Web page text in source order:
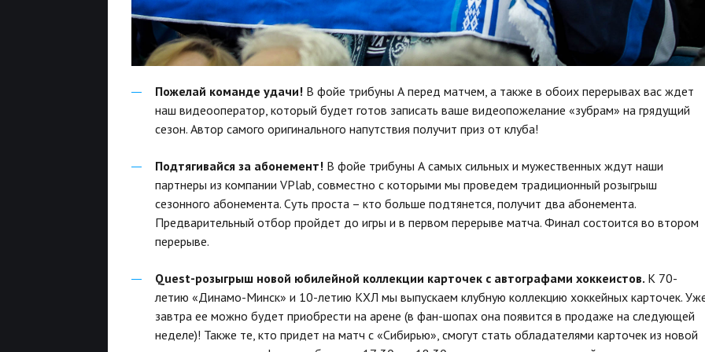
Пожелай команде удачи! В фойе трибуны А перед матчем, а также в обоих перерывах вас ждет
наш видеооператор, который будет готов записать ваше видеопожелание «зубрам» на грядущий
сезон. Автор самого оригинального напутствия получит приз от клуба!
Подтягивайся за абонемент! В фойе трибуны А самых сильных и мужественных ждут наши
партнеры из компании VPlab, совместно с которыми мы проведем традиционный розыгрыш
сезонного абонемента. Суть проста – кто больше подтянется, получит два абонемента.
Предварительный отбор пройдет до игры и в первом перерыве матча. Финал состоится во втором
перерыве.
Quest-розыгрыш новой юбилейной коллекции карточек с автографами хоккеистов. К 70-
летию «Динамо-Минск» и 10-летию КХЛ мы выпускаем клубную коллекцию хоккейных карточек.
завтра ее можно будет приобрести на арене (в фан-шопах она появится в продаже на следующей
неделе)! Также те, кто придет на матч с «Сибирью», смогут стать обладателями карточек из новой